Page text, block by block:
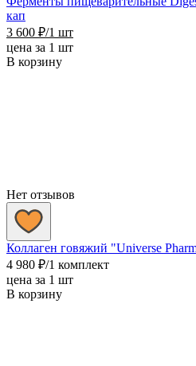
кап
3 600 ₽/1 шт
цена за 1 шт
В корзину
Нет отзывов
Коллаген говяжий "Universe
4 980 ₽/1 комплект
цена за 1 шт
В корзину